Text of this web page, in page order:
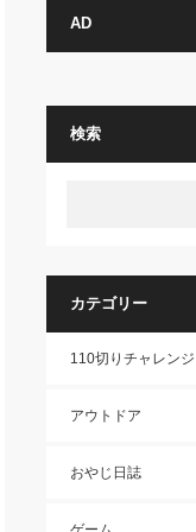
AD
検索
カテゴリー
110切りチャレンジ
アウトドア
おやじ日誌